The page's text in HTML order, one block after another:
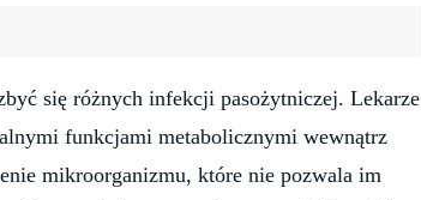
się różnych infekcji pasożytniczej. Lekarze
funkcjami metabolicznymi wewnątrz
mikroorganizmu, które nie pozwala im